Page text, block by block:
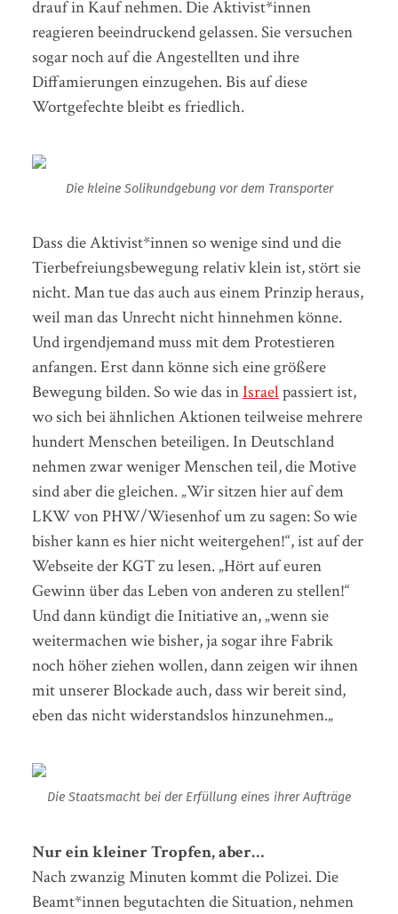
drauf in Kauf nehmen. Die Aktivist*innen
reagieren beeindruckend gelassen. Sie versuchen
sogar noch auf die Angestellten und ihre
Diffamierungen einzugehen. Bis auf diese
Wortgefechte bleibt es friedlich.
Die kleine Solikundgebung vor dem Transporter
Dass die Aktivist*innen so wenige sind und die
Tierbefreiungsbewegung relativ klein ist, stört sie
nicht. Man tue das auch aus einem Prinzip heraus,
weil man das Unrecht nicht hinnehmen könne.
Und irgendjemand muss mit dem Protestieren
anfangen. Erst dann könne sich eine größere
Bewegung bilden. So wie das inIsraelpassiert ist,
wo sich bei ähnlichen Aktionen teilweise mehrere
hundert Menschen beteiligen. In Deutschland
nehmen zwar weniger Menschen teil, die Motive
sind aber die gleichen. „Wir sitzen hier auf dem
LKW von PHW/Wiesenhof um zu sagen: So wie
bisher kann es hier nicht weitergehen!“, ist auf der
Webseite der KGT zu lesen. „Hört auf euren
Gewinn über das Leben von anderen zu stellen!“
Und dann kündigt die Initiative an, „wenn sie
weitermachen wie bisher, ja sogar ihre Fabrik
noch höher ziehen wollen, dann zeigen wir ihnen
mit unserer Blockade auch, dass wir bereit sind,
eben das nicht widerstandslos hinzunehmen.„
Die Staatsmacht bei der Erfüllung eines ihrer Aufträge
Nur ein kleiner Tropfen, aber…
Nach zwanzig Minuten kommt die Polizei. Die
Beamt*innen begutachten die Situation, nehmen